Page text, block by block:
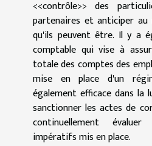
<<contrôle>> des
partenaires et anticiper
qu'ils peuvent être. Il y a
comptable qui vise à
totale des comptes des
mise en place d'un
également efficace dans
sanctionner les actes de
continuellement
impératifs mis en place.